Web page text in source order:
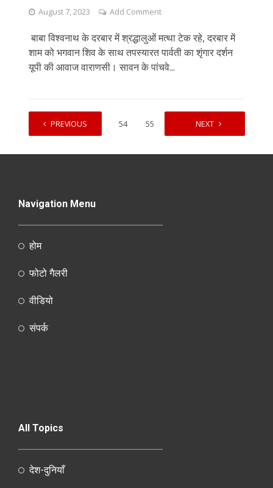
August 7, 2023 Add Comment
बाबा विश्वनाथ के दरबार में श्रद्धालुओं मत्था टेक रहे, दरबार में
शाम को भगवान शिव के साथ तपस्यारत पार्वती का शृंगार दर्शन
यूपी की आवाज वाराणसी। सावन के पांचवे...
PREVIOUS
1 54 55 57
NEXT
Navigation Menu
होम
फोटो गैलरी
वीडियो
संपर्क
All Topics
देश-दुनियाँ